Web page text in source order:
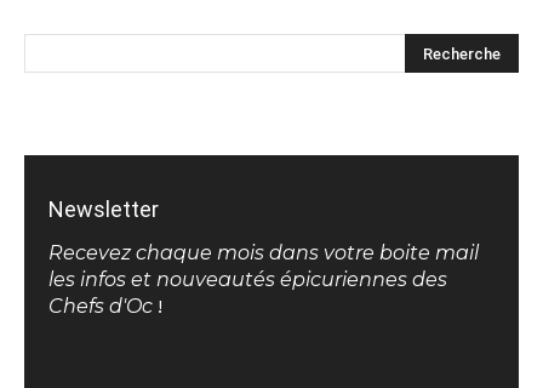
Newsletter
Recevez chaque mois dans votre boite mail
les infos et nouveautés épicuriennes des
Chefs d'Oc !